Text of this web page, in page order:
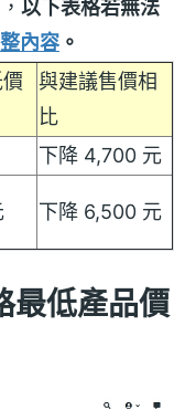
以下表格若無法
內容 。
與建議售價相
比
下降 4,700 元
下降 6,500 元
最低產品價